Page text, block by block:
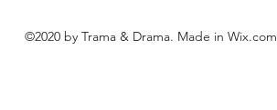
©2020 by Trama & Drama. Made in Wix.com